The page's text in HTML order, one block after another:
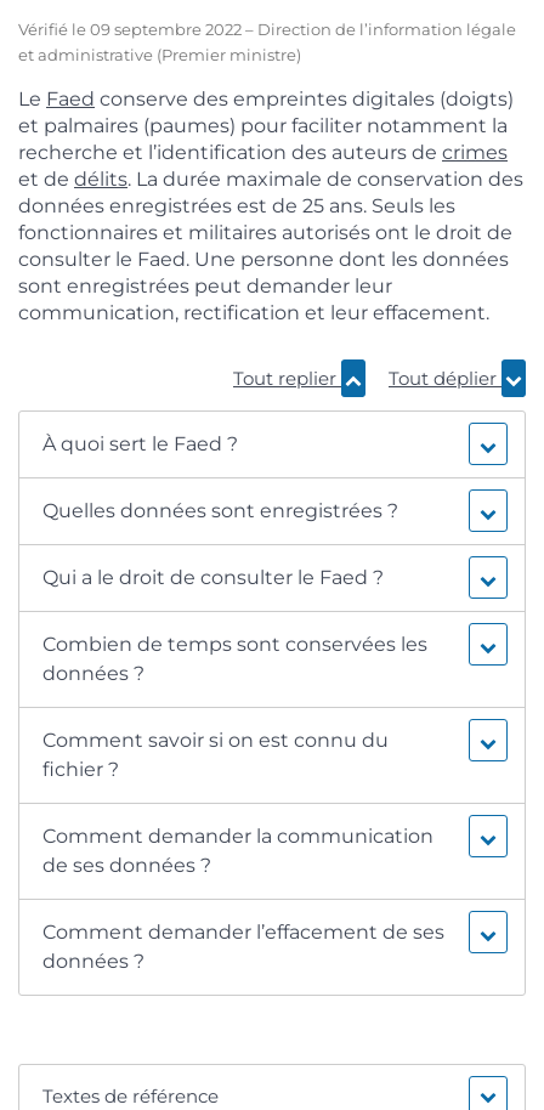
Vérifié le 09 septembre 2022 – Direction de l’information légale
et administrative (Premier ministre)
Le Faed conserve des empreintes digitales (doigts)
et palmaires (paumes) pour faciliter notamment la
recherche et l’identification des auteurs de crimes
et de délits. La durée maximale de conservation des
données enregistrées est de 25 ans. Seuls les
fonctionnaires et militaires autorisés ont le droit de
consulter le Faed. Une personne dont les données
sont enregistrées peut demander leur
communication, rectification et leur effacement.
Tout replier Tout déplier
À quoi sert le Faed ?
Quelles données sont enregistrées ?
Qui a le droit de consulter le Faed ?
Combien de temps sont conservées les
données ?
Comment savoir si on est connu du
fichier ?
Comment demander la communication
de ses données ?
Comment demander l’effacement de ses
données ?
Textes de référence